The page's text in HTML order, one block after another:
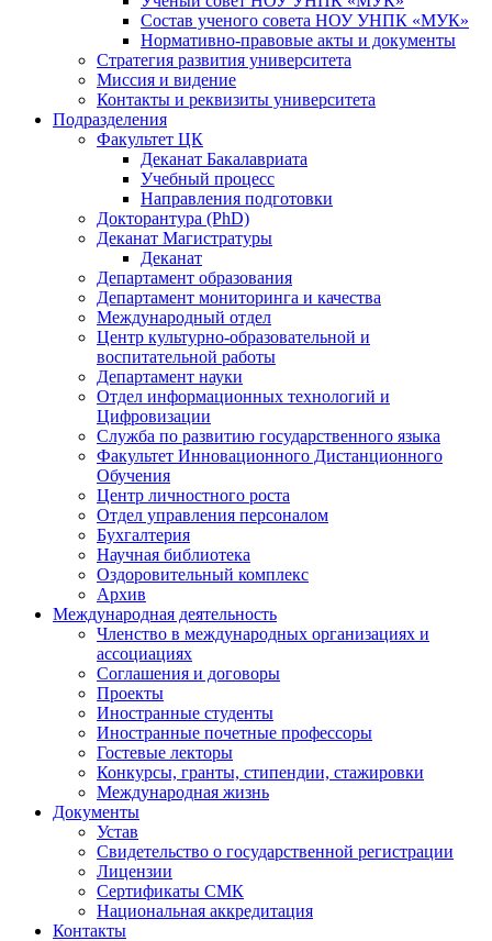
Состав ученого совета НОУ УНПК «МУК»
Нормативно-правовые акты и документы
Стратегия развития университета
Миссия и видение
Контакты и реквизиты университета
Подразделения
Факультет ЦК
Деканат Бакалавриата
Учебный процесс
Направления подготовки
Докторантура (PhD)
Деканат Магистратуры
Деканат
Департамент образования
Департамент мониторинга и качества
Международный отдел
Центр культурно-образовательной и
воспитательной работы
Департамент науки
Отдел информационных технологий и
Цифровизации
Служба по развитию государственного языка
Факультет Инновационного Дистанционного
Обучения
Центр личностного роста
Отдел управления персоналом
Бухгалтерия
Научная библиотека
Оздоровительный комплекс
Архив
Международная деятельность
Членство в международных организациях и
ассоциациях
Соглашения и договоры
Проекты
Иностранные студенты
Иностранные почетные профессоры
Гостевые лекторы
Конкурсы, гранты, стипендии, стажировки
Международная жизнь
Документы
Устав
Свидетельство о государственной регистрации
Лицензии
Сертификаты СМК
Национальная аккредитация
Контакты